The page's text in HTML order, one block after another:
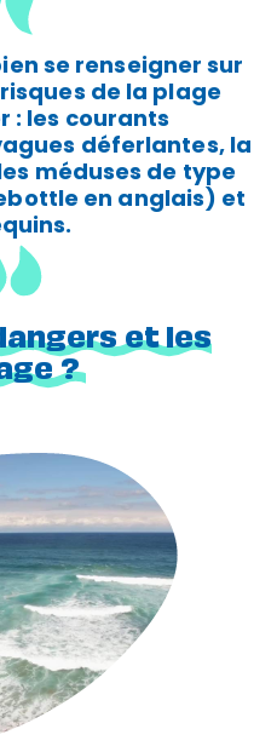
se renseigner sur
de la plage
: les courants
déferlantes, la
méduses de type
en anglais) et
et les
?